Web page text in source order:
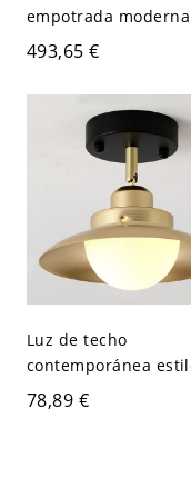
empotrada
metal con bombillas
en forma de círculo y
pantalla de acrílico -
dorado 110 A 120 V
493,65 €
Luz de techo
contemporánea
granero dorado con
pantalla de vidrio
78,89 €